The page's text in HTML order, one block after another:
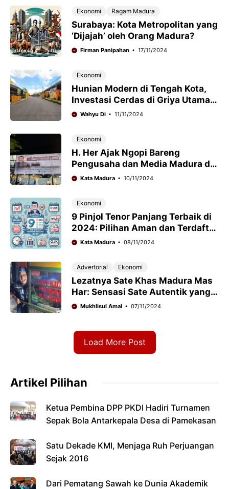
Ekonomi Ragam Madura
Surabaya: Kota Metropolitan yang
‘Dijajah’ oleh Orang Madura?
Firman Panipahan 17/11/2024
Ekonomi
Hunian Modern di Tengah Kota,
Investasi Cerdas di Griya Utama
Residence
Wahyu Di 11/11/2024
Ekonomi
H. Her Ajak Ngopi Bareng
Pengusaha dan Media Madura di
Surabaya
Kata Madura 10/11/2024
Ekonomi
9 Pinjol Tenor Panjang Terbaik di
2024: Pilihan Aman dan Terdaftar
OJKKata Madura 08/11/2024
Advertorial Ekonomi
Lezatnya Sate Khas Madura Mas
Har: Sensasi Sate Autentik yang
Bikin Ketagihan di Kota Medan!
Mukhlisul Amal 07/11/2024
Load More Post
Artikel Pilihan
Ketua Pembina DPP PKDI Hadiri Turnamen
Sepak Bola Antarkepala Desa di Pamekasan
Satu Dekade KMI, Menjaga Ruh Perjuangan
Sejak 2016
Dari Pematang Sawah ke Dunia Akademik